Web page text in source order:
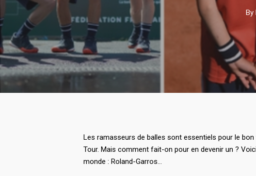
By
Les ramasseurs de balles sont essentiels pour le
Tour. Mais comment fait-on pour en devenir un ?
monde : Roland-Garros…